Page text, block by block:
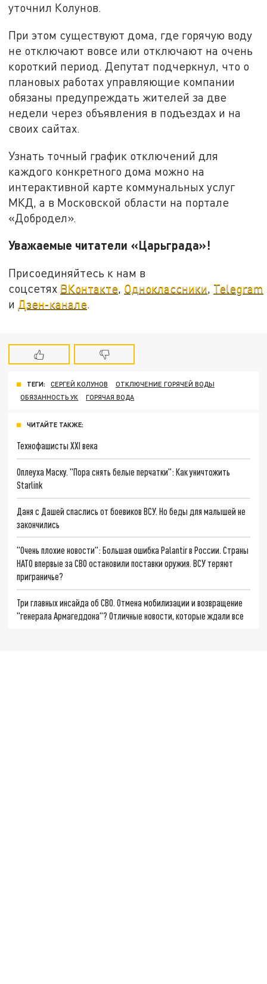
уточнил Колунов.
При этом существуют дома, где горячую воду
не отключают вовсе или отключают на очень
короткий период. Депутат подчеркнул, что о
плановых работах управляющие компании
обязаны предупреждать жителей за две
недели через объявления в подъездах и на
своих сайтах.
Узнать точный график отключений для
каждого конкретного дома можно на
интерактивной карте коммунальных услуг
МКД, а в Московской области на портале
«Добродел».
Уважаемые читатели «Царьграда»!
Присоединяйтесь к нам в
соцсетях ВКонтакте, Одноклассники, Telegram
и Дзен-канале.
ТЕГИ: СЕРГЕЙ КОЛУНОВ
ОТКЛЮЧЕНИЕ ГОРЯЧЕЙ ВОДЫ
ОБЯЗАННОСТЬ УК
ГОРЯЧАЯ ВОДА
ЧИТАЙТЕ ТАКЖЕ:
Технофашисты XXI века
Оплеуха Маску. "Пора снять белые перчатки": Как уничтожить
Starlink
Даня с Дашей спаслись от боевиков ВСУ. Но беды для малышей не
закончились
"Очень плохие новости": Большая ошибка Palantir в России. Страны
НАТО впервые за СВО остановили поставки оружия. ВСУ теряют
приграничье?
Три главных инсайда об СВО. Отмена мобилизации и возвращение
"генерала Армагеддона"? Отличные новости, которые ждали все